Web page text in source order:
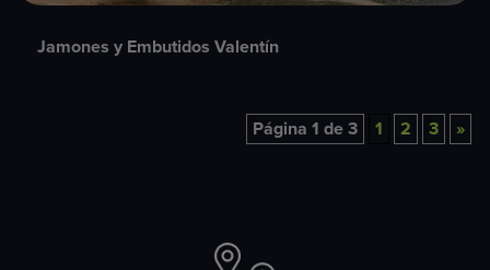
Jamones y Embutidos Valentín
Página 1 de 3 1 2 3 »